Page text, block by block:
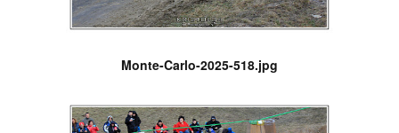
Monte-Carlo-2025-518.jpg